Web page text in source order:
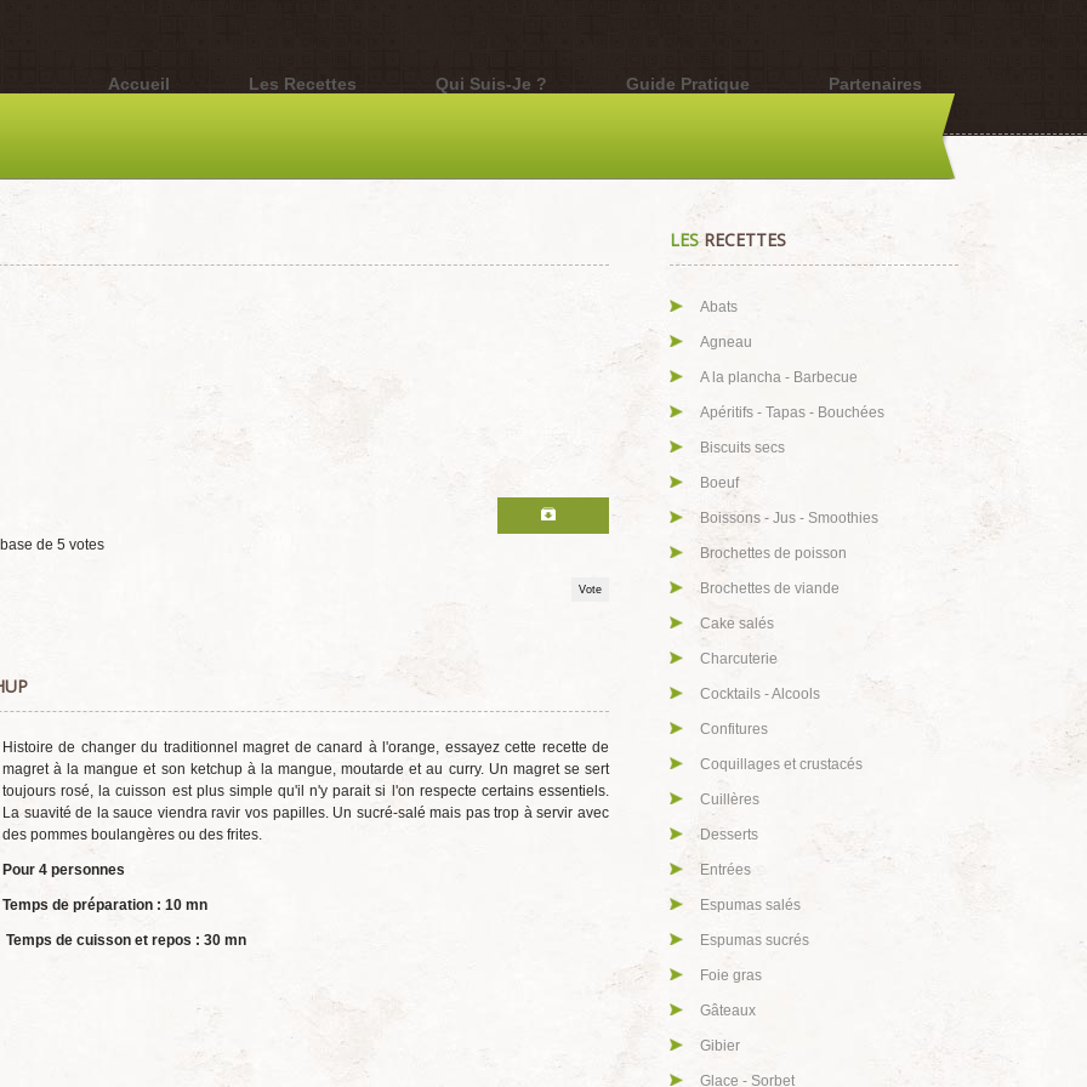
Accueil Les Recettes Qui Suis-Je ? Guide Pratique Partenaires
de 5 votes
Histoire de changer du traditionnel magret de canard à l'orange, essayez cette recette de
magret à la mangue et son ketchup à la mangue, moutarde et au curry. Un magret se sert
toujours rosé, la cuisson est plus simple qu'il n'y parait si l'on respecte certains essentiels.
La suavité de la sauce viendra ravir vos papilles. Un sucré-salé mais pas trop à servir avec
des pommes boulangères ou des frites.
Pour 4 personnes
Temps de préparation : 10 mn
Temps de cuisson et repos : 30 mn
LESRECETTES
Abats
Agneau
A la plancha - Barbecue
Apéritifs - Tapas - Bouchées
Biscuits secs
Boeuf
Boissons - Jus - Smoothies
Brochettes de poisson
Brochettes de viande
Cake salés
Charcuterie
Cocktails - Alcools
Confitures
Coquillages et crustacés
Cuillères
Desserts
Entrées
Espumas salés
Espumas sucrés
Foie gras
Gâteaux
Gibier
Glace - Sorbet